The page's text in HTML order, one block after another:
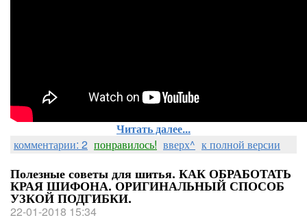
Читать далее...
комментарии: 2 понравилось! вверх^ к полной версии
Полезные советы для шитья. КАК ОБРАБОТАТЬ
КРАЯ ШИФОНА. ОРИГИНАЛЬНЫЙ СПОСОБ
УЗКОЙ ПОДГИБКИ.
22-01-2018 15:34